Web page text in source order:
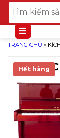
TRANG CHỦ »
Hết hàng